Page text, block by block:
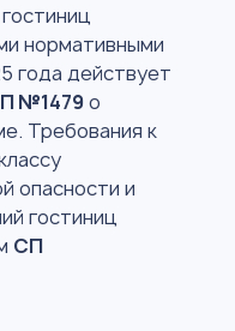
нормативными
года действует
№1479 о
Требования к
опасности и
гостиниц
СП